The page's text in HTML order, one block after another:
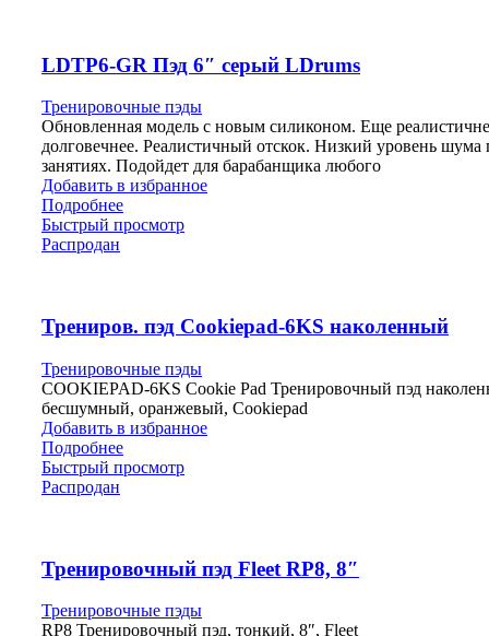
LDTP6-GR Пэд 6″ серый LDrums
Тренировочные пэды
Обновленная модель с новым силиконом. Еще
долговечнее. Реалистичный отскок. Низкий уровень шума
занятиях. Подойдет для барабанщика любого
Добавить в избранное
Подробнее
Быстрый просмотр
Распродан
Трениров. пэд Cookiepad-6KS наколенный
Тренировочные пэды
COOKIEPAD-6KS Cookie Pad Тренировочный пэд
бесшумный, оранжевый, Cookiepad
Добавить в избранное
Подробнее
Быстрый просмотр
Распродан
Тренировочный пэд Fleet RP8, 8″
Тренировочные пэды
RP8 Тренировочный пэд, тонкий, 8″, Fleet